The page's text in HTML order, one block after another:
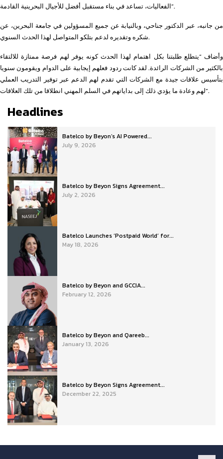
الفعاليات، تساعد في بناء مستقبل أفضل للأجيال البحرينية القادمة”.
من جانبه، عبر الدكتور جناحي، وبالنيابة عن جميع المسؤولين في جامعة البحرين، عن
شكره وتقديره لدعم بتلكو المتواصل لهذا الحدث السنوي.
وأضاف “يتطلع طلبتنا بكل اهتمام لهذا الحدث كونه يوفر لهم فرصة ممتازة للالتقاء
بالكثير من الشركات الرائدة. لقد كانت ردود فعلهم إيجابية على الدوام ويقومون سنويا
بتأسيس علاقات جيدة مع الشركات التي تقدم لهم الدعم عبر توفير التدريب العملي
لهم وعادة ما يؤدي ذلك إلى بداياتهم في السلم المهني انطلاقا من تلك العلاقات”.
Headlines
Batelco by Beyon’s AI Powered...
July 9, 2026
Batelco by Beyon Signs Agreement...
July 2, 2026
Batelco Launches ‘Postpaid World’ for...
May 18, 2026
Batelco by Beyon and GCCIA...
February 12, 2026
Batelco by Beyon and Qareeb...
January 13, 2026
Batelco by Beyon Signs Agreement...
December 22, 2025